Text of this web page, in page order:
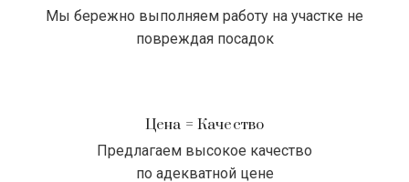
Мы бережно выполняем работу на участке не
повреждая посадок
Цена = Качество
Предлагаем высокое качество
по адекватной цене